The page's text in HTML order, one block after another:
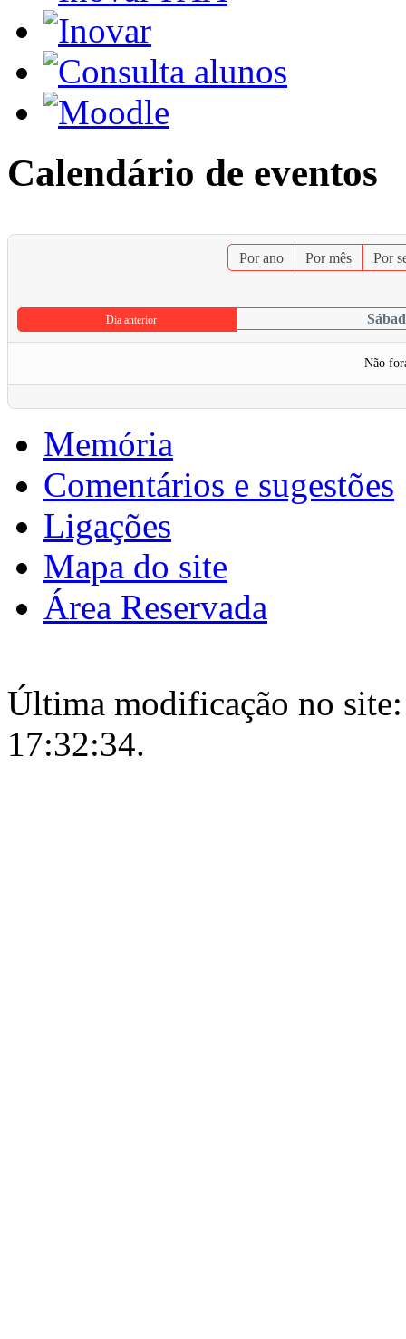
Calendário de eventos
Por ano Por mês Por
Dia anterior
Não
Memória
Comentários e sugestões
Ligações
Mapa do site
Área Reservada
Última modificação no
17:32:34.